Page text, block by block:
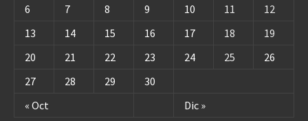
« Oct Dic »
6
7 8 9 10 11
12
13
14 15 16 17 18
19
20
21 22 23 24 25
26
27
28 29 30